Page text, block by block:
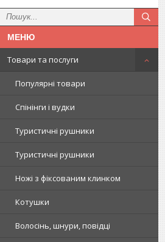
Товари та послуги
Популярні товари
Спінінги і вудки
Туристичні рушники
Туристичні рушники
Ножі з фіксованим клинком
Котушки
Волосінь, шнури, повідці